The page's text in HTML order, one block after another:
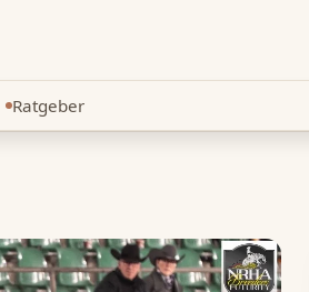
Ratgeber